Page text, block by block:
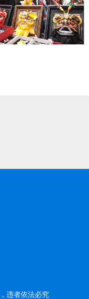
违者依法必究